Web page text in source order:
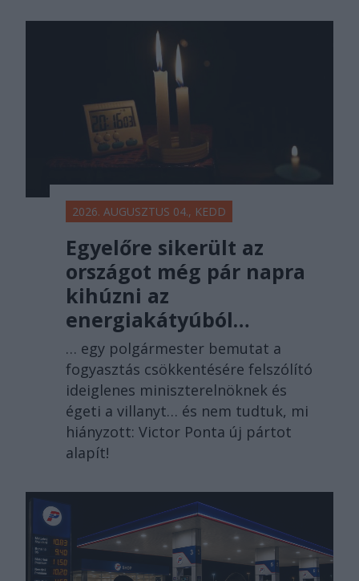
2026. AUGUSZTUS 04., KEDD
Egyelőre sikerült az
országot még pár napra
kihúzni az
energiakátyúból…
… egy polgármester bemutat a
fogyasztás csökkentésére felszólító
ideiglenes miniszterelnöknek és
égeti a villanyt… és nem tudtuk, mi
hiányzott: Victor Ponta új pártot
alapít!